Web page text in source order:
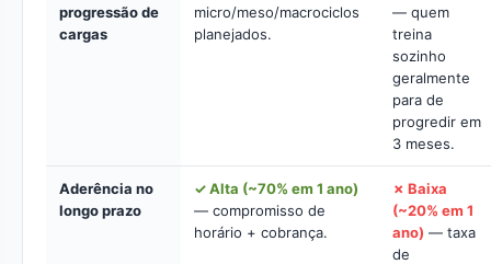
progressão de
cargas
micro/meso/macrociclos
planejados.
— quem
treina
sozinho
geralmente
para de
progredir em
3 meses.
Aderência no
longo prazo
✓ Alta (~70% em 1 ano)
— compromisso de
horário + cobrança.
✗ Baixa
(~20% em 1
ano) — taxa
de